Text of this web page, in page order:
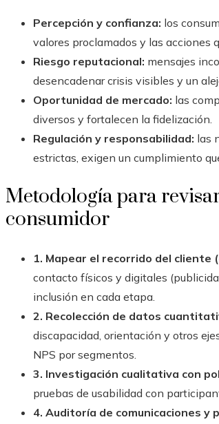
Percepción y confianza: los
valores proclamados y las acciones
Riesgo reputacional: mensajes
desencadenar crisis visibles y un
Oportunidad de mercado: las
diversos y fortalecen la fidelización.
Regulación y responsabilidad: las
estrictas, exigen un cumplimiento
Metodología para
consumidor
1. Mapear el recorrido del cliente
contacto físicos y digitales
inclusión en cada etapa.
2. Recolección de datos
discapacidad, orientación y otros
NPS por segmentos.
3. Investigación cualitativa con
pruebas de usabilidad con
4. Auditoría de comunicaciones y